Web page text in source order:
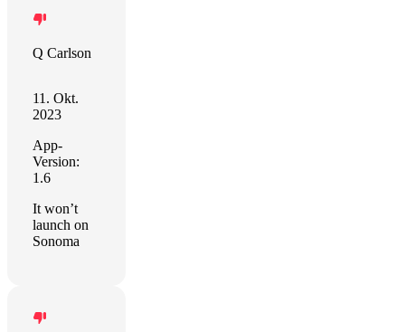
Q Carlson
11. Okt.
2023
App-
Version:
1.6
It won’t
launch on
Sonoma